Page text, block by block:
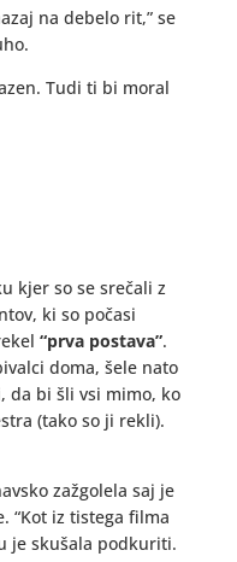
na debelo rit,” se
Tudi ti bi moral
kjer so se srečali z
ki so počasi
“prva postava”.
doma, šele nato
da bi šli vsi mimo, ko
(tako so ji rekli).
zažgolela saj je
“Kot iz tistega filma
je skušala podkuriti.